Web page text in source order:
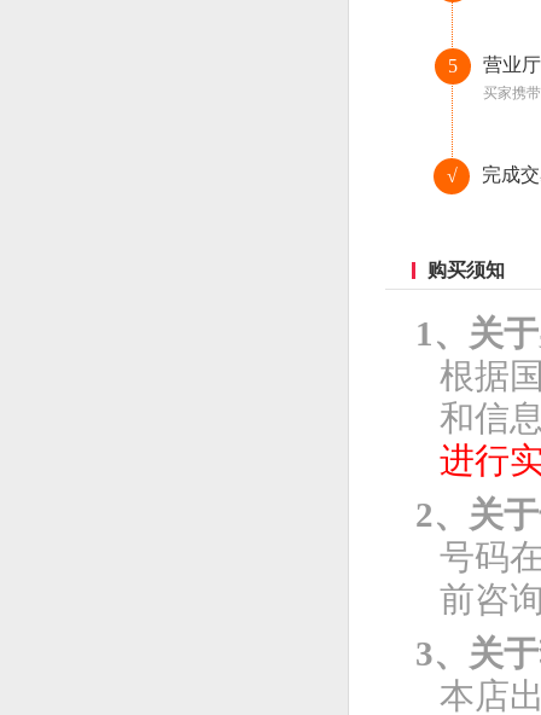
5 营业
买家携
√ 完成
购买须知
1、关
根据
和信
进行
2、关
号码
前咨
3、关
本店